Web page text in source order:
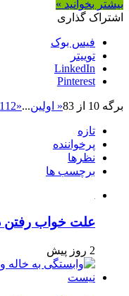
بیشتر بخوانید »
اشتراک گذاری
فیس بوک
توییتر
LinkedIn
Pinterest
برگه 10 از 83 « اولین...
«
12
تازه
پرخواننده
نظرها
برچسب ها
علت خواب
2 روز پیش